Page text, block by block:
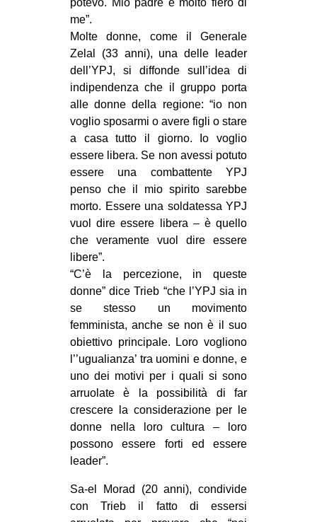
potevo. Mio padre è molto fiero di
me”.
Molte donne, come il Generale
Zelal (33 anni), una delle leader
dell’YPJ, si diffonde sull’idea di
indipendenza che il gruppo porta
alle donne della regione: “io non
voglio sposarmi o avere figli o stare
a casa tutto il giorno. Io voglio
essere libera. Se non avessi potuto
essere una combattente YPJ
penso che il mio spirito sarebbe
morto. Essere una soldatessa YPJ
vuol dire essere libera – è quello
che veramente vuol dire essere
libere”.
“C’è la percezione, in queste
donne” dice Trieb “che l’YPJ sia in
se stesso un movimento
femminista, anche se non è il suo
obiettivo principale. Loro vogliono
l’’ugualianza’ tra uomini e donne, e
uno dei motivi per i quali si sono
arruolate è la possibilità di far
crescere la considerazione per le
donne nella loro cultura – loro
possono essere forti ed essere
leader”.
Sa-el Morad (20 anni), condivide
con Trieb il fatto di essersi